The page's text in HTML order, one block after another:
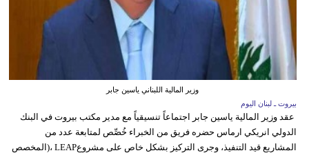
وزير المالية اللبناني ياسين جابر
بيروت ـ لبنان اليوم
عقد وزير المالية ياسين جابر اجتماعاً تنسيقياً مع مدير مكتب بيروت في البنك
الدولي انريكي ارماس حضره فريق من الخبراء خُصِّص لمتابعة عدد من
المشاريع قيد التنفيذ، وجرى التركيز بشكل خاص على مشروعLEAP ،(المخصص